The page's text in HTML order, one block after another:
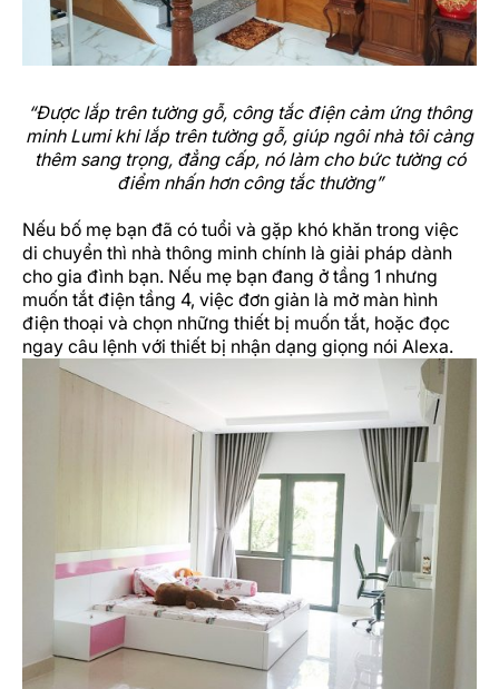
“Được lắp trên tường gỗ, công tắc điện cảm ứng thông
minh Lumi khi lắp trên tường gỗ, giúp ngôi nhà tôi càng
thêm sang trọng, đẳng cấp, nó làm cho bức tường có
điểm nhấn hơn công tắc thường”
Nếu bố mẹ bạn đã có tuổi và gặp khó khăn trong việc
di chuyển thì nhà thông minh chính là giải pháp dành
cho gia đình bạn. Nếu mẹ bạn đang ở tầng 1 nhưng
muốn tắt điện tầng 4, việc đơn giản là mở màn hình
điện thoại và chọn những thiết bị muốn tắt, hoặc đọc
ngay câu lệnh với thiết bị nhận dạng giọng nói Alexa.